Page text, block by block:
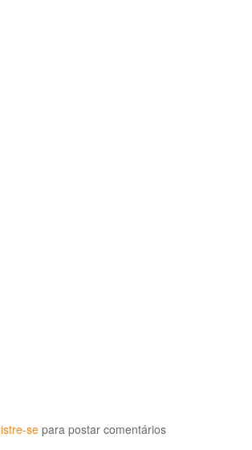
separa postar comentários